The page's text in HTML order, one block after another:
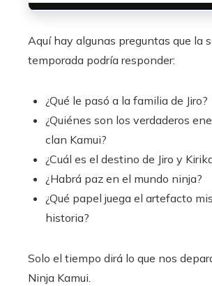
Aquí hay algunas preguntas que la
temporada podría responder:
¿Qué le pasó a la familia de Jiro?
¿Quiénes son los verdaderos
clan Kamui?
¿Cuál es el destino de Jiro y
¿Habrá paz en el mundo ninja?
¿Qué papel juega el artefacto
historia?
Solo el tiempo dirá lo que nos
Ninja Kamui.